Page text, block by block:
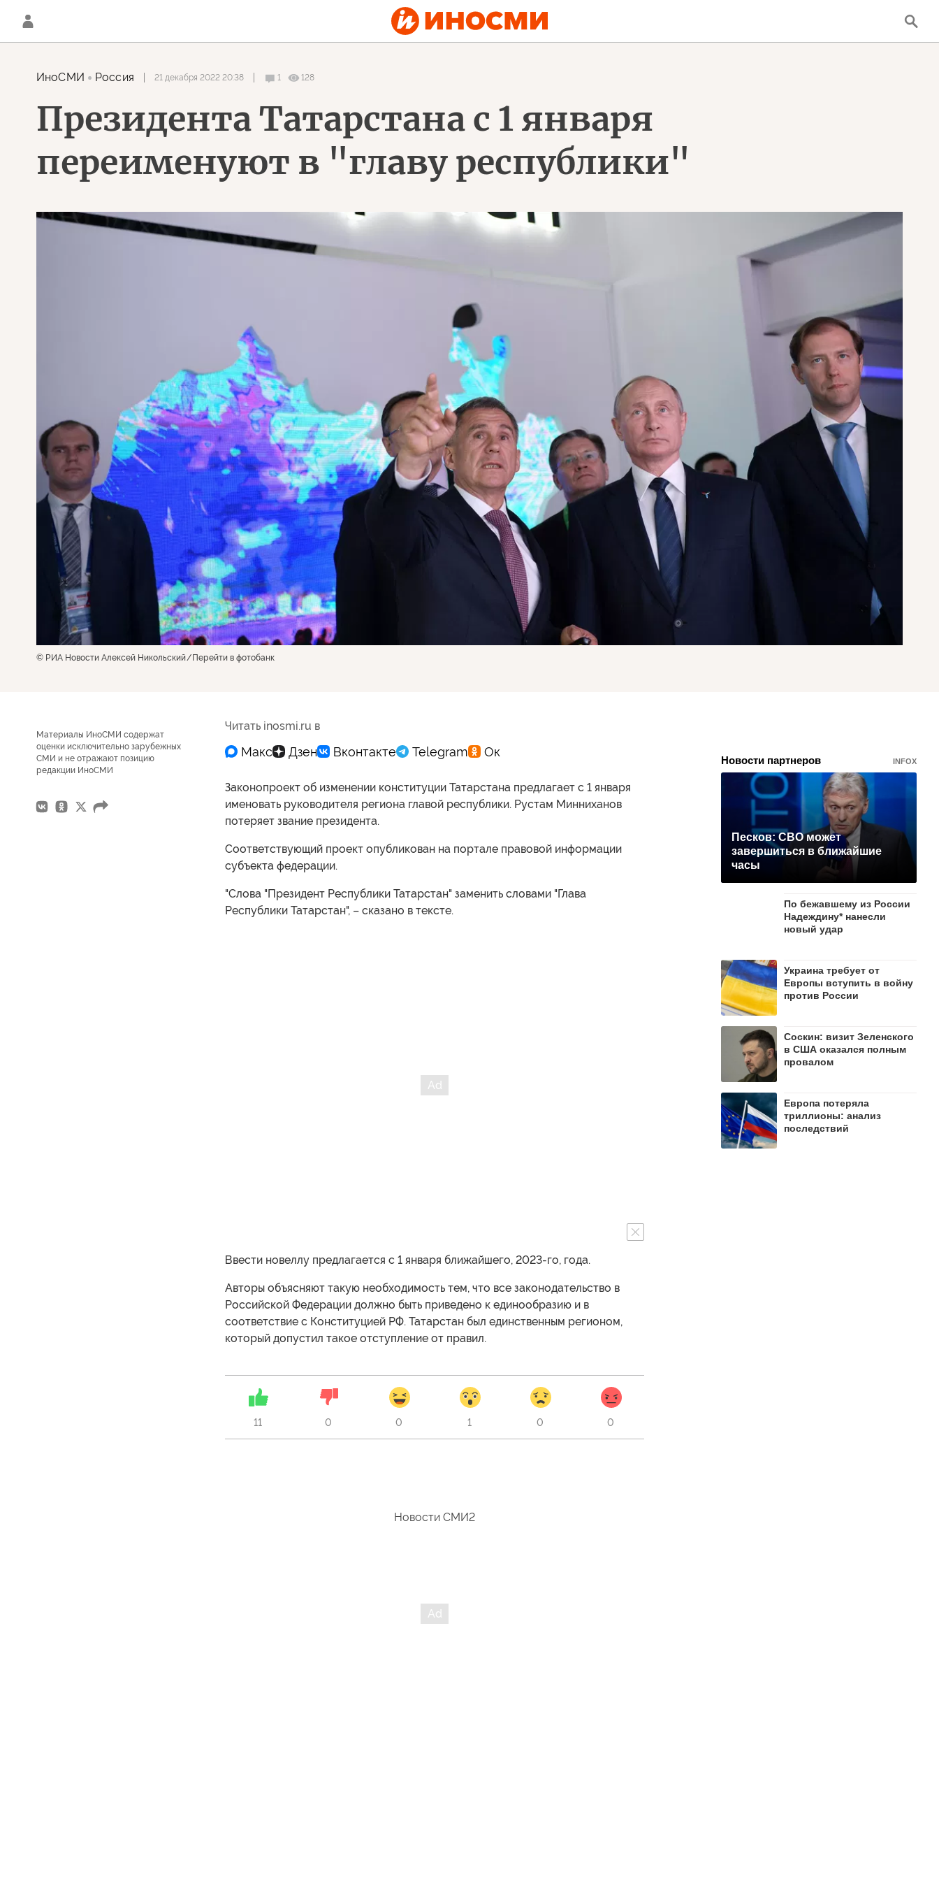
ИноСМИ Россия 21 декабря 2022 20:38 1 128
Президента Татарстана с 1 января
переименуют в "главу республики"
© РИА Новости Алексей Никольский Перейти в фотобанк
Материалы ИноСМИ содержат
оценки исключительно зарубежных
СМИ и не отражают позицию
редакции ИноСМИ
Читать inosmi.ru в
Законопроект об изменении конституции Татарстана предлагает с 1 января
именовать руководителя региона главой республики. Рустам Минниханов
потеряет звание президента.
Соответствующий проект опубликован на портале правовой информации
субъекта федерации.
"Слова "Президент Республики Татарстан" заменить словами "Глава
Республики Татарстан", – сказано в тексте.
Ввести новеллу предлагается с 1 января ближайшего, 2023-го, года.
Авторы объясняют такую необходимость тем, что все законодательство в
Российской Федерации должно быть приведено к единообразию и в
соответствие с Конституцией РФ. Татарстан был единственным регионом,
который допустил такое отступление от правил.
11 0 0 1 0 0
Новости СМИ2
Новости партнеров INFOX
Песков: СВО может
завершиться в ближайшие
часы
По бежавшему из России
Надеждину* нанесли
новый удар
Украина требует от
Европы вступить в войну
против России
Соскин: визит Зеленского
в США оказался полным
провалом
Европа потеряла
триллионы: анализ
последствий